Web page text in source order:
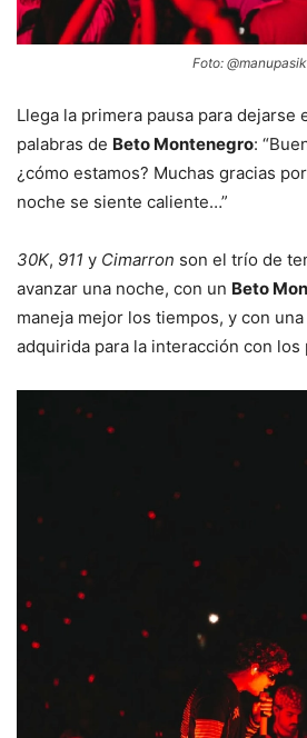
Foto: @manupasik
Llega la primera pausa para dejarse
palabras de Beto Montenegro:
¿cómo estamos? Muchas gracias
noche se siente caliente…”
30K, 911 y Cimarron son el trío de
avanzar una noche, con un Beto
maneja mejor los tiempos, y con
adquirida para la interacción con los